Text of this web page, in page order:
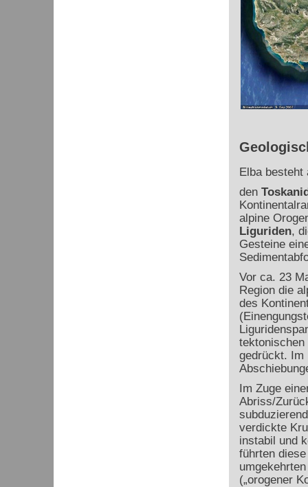
Elba besteht
den
alpine
Liguriden,
Gesteine
Vor ca. 23
Region die
des
tektonischen
gedrückt. Im
Im Zuge
Abriss/
verdickte
instabil und
führten
(„orogener